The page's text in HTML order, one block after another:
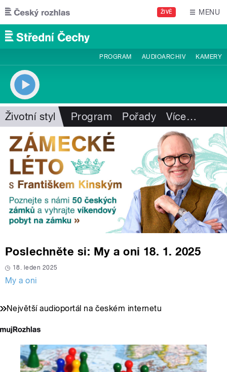
Přejít k hlavnímu obsahu
ŽIVĚ MENU
PROGRAM AUDIOARCHIV KAMERY
Životní styl Program Pořady Více…
Poslechněte si: My a oni 18. 1. 2025
18. leden 2025
My a oni
Největší audioportál na českém internetu